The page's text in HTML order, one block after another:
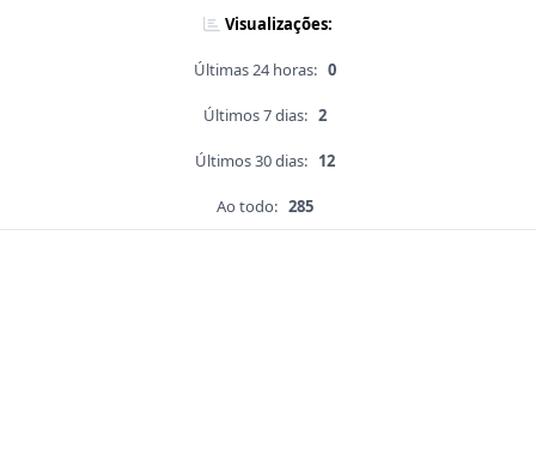
Visualizações:
Últimas 24 horas: 0
Últimos 7 dias: 2
Últimos 30 dias: 12
Ao todo: 285